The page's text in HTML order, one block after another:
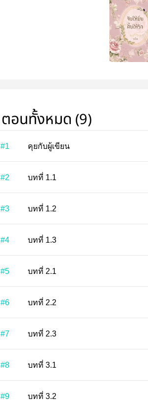
ตอนทั้งหมด (9)
#1 คุยกับผู้เขียน
#2 บทที่ 1.1
#3 บทที่ 1.2
#4 บทที่ 1.3
#5 บทที่ 2.1
#6 บทที่ 2.2
#7 บทที่ 2.3
#8 บทที่ 3.1
#9 บทที่ 3.2